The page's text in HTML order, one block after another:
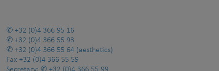
+32 (0)4 366 95 16
+32 (0)4 366 55 93
+32 (0)4 366 55 64 (aesthetics)
Fax +32 (0)4 366 55 59